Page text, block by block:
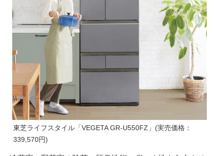
東芝ライフスタイル「VEGETA GR-U550FZ」(実売価格：
339,570円)